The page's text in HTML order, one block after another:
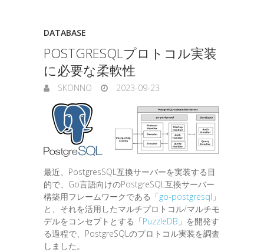
DATABASE
POSTGRESQLプロトコル実装
に必要な柔軟性
SKONNO 2023-09-23
最近、PostgresSQL互換サーバーを実装する目
的で、Go言語向けのPostgreSQL互換サーバー
構築用フレームワークである「go-postgresql 」
と、それを活用したマルチプロトコル/マルチモ
デルをコンセプトとする「PuzzleDB 」を開発す
る過程で、PostgreSQLのプロトコル実装を調査
しました。